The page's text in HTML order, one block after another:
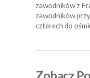
zawodników z
zawodników
czterech do
Zobacz